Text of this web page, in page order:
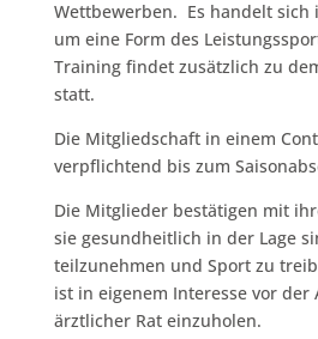
Wettbewerben. Es handelt sich
um eine Form des
Training findet zusätzlich zu
statt.
Die Mitgliedschaft in einem
verpflichtend bis zum
Die Mitglieder bestätigen mit
sie gesundheitlich in der Lage
teilzunehmen und Sport zu
ist in eigenem Interesse vor der
ärztlicher Rat einzuholen.